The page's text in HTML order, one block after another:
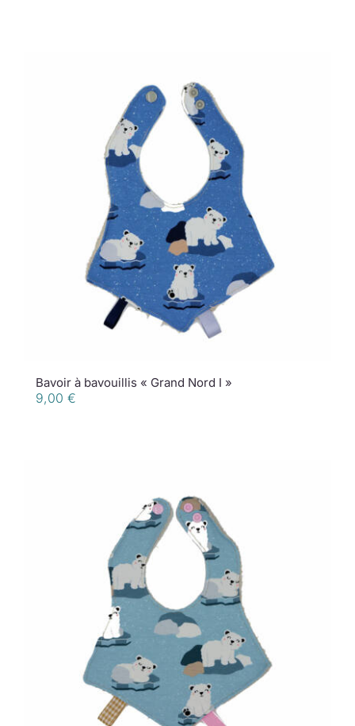
Bavoir à bavouillis « Grand Nord I »
9,00 €